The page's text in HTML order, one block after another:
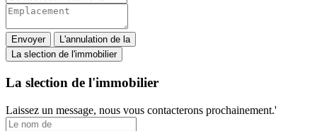
Envoyer
L'annulation de la
La slection de l'immobilier
La slection de l'immobilier
Laissez un message, nous vous contacterons prochainement.'